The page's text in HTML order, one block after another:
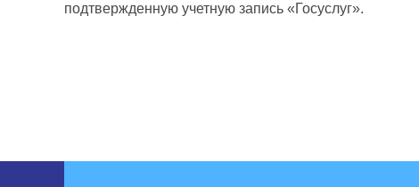
подтвержденную учетную запись «Госуслуг».